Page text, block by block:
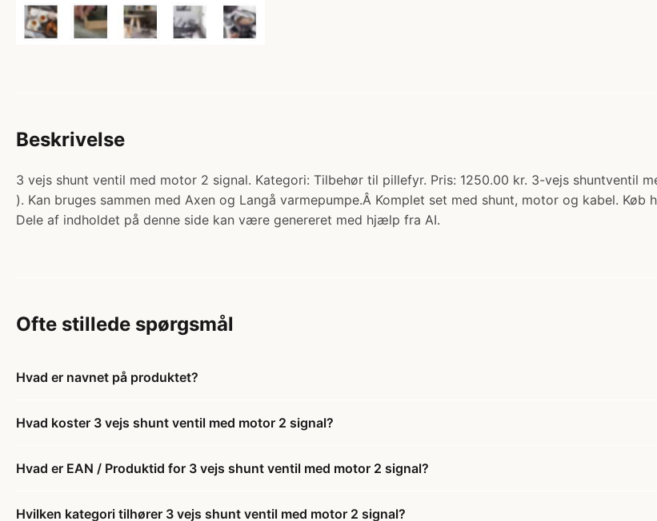
Beskrivelse
3 vejs shunt ventil med motor 2 signal. Kategori: Tilbehør til pillefyr. Pris: 1250.00 kr. 3-vejs shuntventil
). Kan bruges sammen med Axen og Langå varmepumpe.Â Komplet set med shunt, motor og kabel. Køb
Dele af indholdet på denne side kan være genereret med hjælp fra AI.
Ofte stillede spørgsmål
Hvad er navnet på produktet?
Hvad koster 3 vejs shunt ventil med motor 2 signal?
Hvad er EAN / Produktid for 3 vejs shunt ventil med motor 2 signal?
Hvilken kategori tilhører 3 vejs shunt ventil med motor 2 signal?